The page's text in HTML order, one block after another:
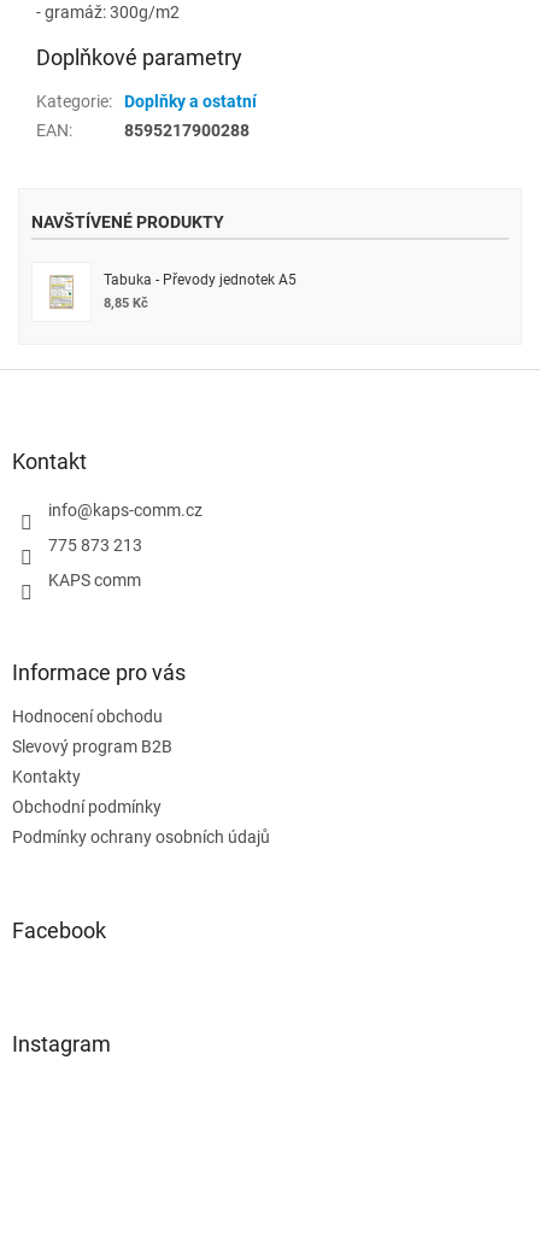
- gramáž: 300g/m2
Doplňkové parametry
Kategorie:
Doplňky a ostatní
EAN: 8595217900288
NAVŠTÍVENÉ PRODUKTY
Tabuka - Převody jednotek A5
8,85 Kč
Kontakt
info@kaps-comm.cz
775 873 213
KAPS comm
Informace pro vás
Hodnocení obchodu
Slevový program B2B
Kontakty
Obchodní podmínky
Podmínky ochrany osobních údajů
Facebook
Instagram